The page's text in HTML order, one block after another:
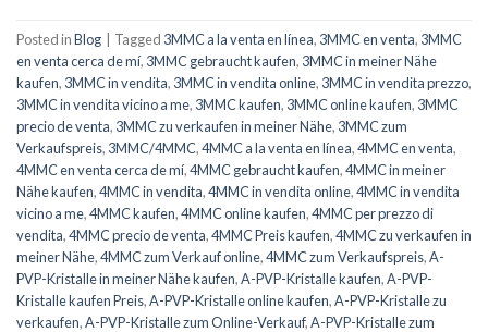
Posted inBlog Tagged 3MMC a la venta en línea, 3MMC en venta, 3MMC
en venta cerca de mí, 3MMC gebraucht kaufen, 3MMC in meiner Nähe
kaufen, 3MMC in vendita, 3MMC in vendita online, 3MMC in vendita prezzo,
3MMC in vendita vicino a me, 3MMC kaufen, 3MMC online kaufen, 3MMC
precio de venta, 3MMC zu verkaufen in meiner Nähe, 3MMC zum
Verkaufspreis, 3MMC/4MMC,4MMC a la venta en línea,4MMC en venta,
4MMC en venta cerca de mí,4MMC gebraucht kaufen,4MMC in meiner
Nähe kaufen,4MMC in vendita,4MMC in vendita online,4MMC in vendita
vicino a me,4MMC kaufen,4MMC online kaufen,4MMC per prezzo di
vendita,4MMC precio de venta,4MMC Preis kaufen,4MMC zu verkaufen in
meiner Nähe,4MMC zum Verkauf online,4MMC zum Verkaufspreis,A-
PVP-Kristalle in meiner Nähe kaufen,A-PVP-Kristalle kaufen,A-PVP-
Kristalle kaufen Preis,A-PVP-Kristalle online kaufen,A-PVP-Kristalle zu
verkaufen,A-PVP-Kristalle zum Online-Verkauf,A-PVP-Kristalle zum